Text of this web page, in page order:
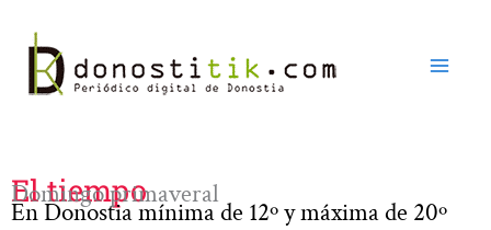
contenido
El tiempo
Domingo primaveral
En Donostia mínima de 12º y máxima de 20º